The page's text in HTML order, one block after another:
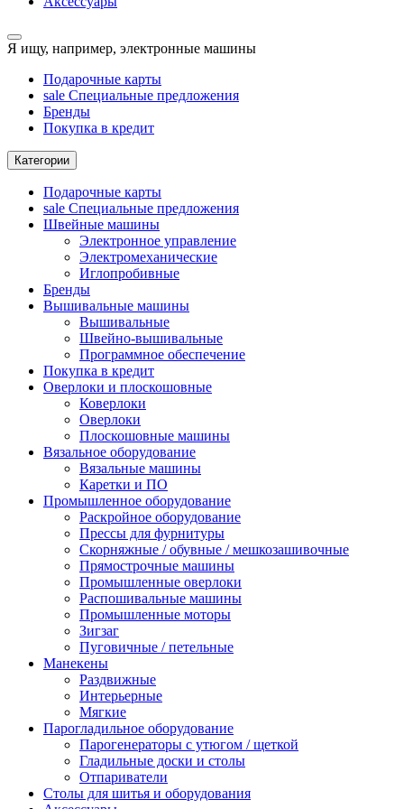
Я ищу, например, электронные машины
Подарочные карты
sale Специальные предложения
Бренды
Покупка в кредит
Категории
Подарочные карты
sale Специальные предложения
Швейные машины
Электронное управление
Электромеханические
Иглопробивные
Бренды
Вышивальные машины
Вышивальные
Швейно-вышивальные
Программное обеспечение
Покупка в кредит
Оверлоки и плоскошовные
Коверлоки
Оверлоки
Плоскошовные машины
Вязальное оборудование
Вязальные машины
Каретки и ПО
Промышленное оборудование
Раскройное оборудование
Прессы для фурнитуры
Скорняжные / обувные / мешкозашивочные
Прямострочные машины
Промышленные оверлоки
Распошивальные машины
Промышленные моторы
Зигзаг
Пуговичные / петельные
Манекены
Раздвижные
Интерьерные
Мягкие
Парогладильное оборудование
Парогенераторы с утюгом / щеткой
Гладильные доски и столы
Отпариватели
Столы для шитья и оборудования